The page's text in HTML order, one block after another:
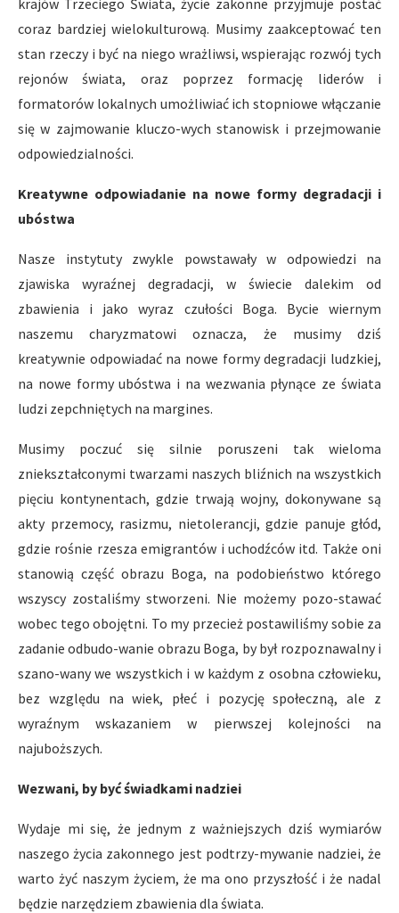
krajów Trzeciego Świata, życie zakonne przyjmuje postać
coraz bardziej wielokulturową. Musimy zaakceptować ten
stan rzeczy i być na niego wrażliwsi, wspierając rozwój tych
rejonów świata, oraz poprzez formację liderów i
formatorów lokalnych umożliwiać ich stopniowe włączanie
się w zajmowanie kluczo-wych stanowisk i przejmowanie
odpowiedzialności.
Kreatywne odpowiadanie na nowe formy degradacji i
ubóstwa
Nasze instytuty zwykle powstawały w odpowiedzi na
zjawiska wyraźnej degradacji, w świecie dalekim od
zbawienia i jako wyraz czułości Boga. Bycie wiernym
naszemu charyzmatowi oznacza, że musimy dziś
kreatywnie odpowiadać na nowe formy degradacji ludzkiej,
na nowe formy ubóstwa i na wezwania płynące ze świata
ludzi zepchniętych na margines.
Musimy poczuć się silnie poruszeni tak wieloma
zniekształconymi twarzami naszych bliźnich na wszystkich
pięciu kontynentach, gdzie trwają wojny, dokonywane są
akty przemocy, rasizmu, nietolerancji, gdzie panuje głód,
gdzie rośnie rzesza emigrantów i uchodźców itd. Także oni
stanowią część obrazu Boga, na podobieństwo którego
wszyscy zostaliśmy stworzeni. Nie możemy pozo-stawać
wobec tego obojętni. To my przecież postawiliśmy sobie za
zadanie odbudo-wanie obrazu Boga, by był rozpoznawalny i
szano-wany we wszystkich i w każdym z osobna człowieku,
bez względu na wiek, płeć i pozycję społeczną, ale z
wyraźnym wskazaniem w pierwszej kolejności na
najuboższych.
Wezwani, by być świadkami nadziei
Wydaje mi się, że jednym z ważniejszych dziś wymiarów
naszego życia zakonnego jest podtrzy-mywanie nadziei, że
warto żyć naszym życiem, że ma ono przyszłość i że nadal
będzie narzędziem zbawienia dla świata.